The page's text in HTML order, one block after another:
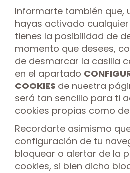
Informarte también que,
hayas activado
tienes la posibilidad de
momento que desees,
de desmarcar la casilla
en el apartado
COOKIES de nuestra
será tan sencillo para ti
cookies propias como
Recordarte asimismo
configuración de tu
bloquear o alertar de la
cookies, si bien dicho